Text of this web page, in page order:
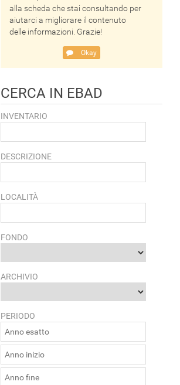
alla scheda che stai consultando per
aiutarci a migliorare il contenuto
delle informazioni. Grazie!
Okay
CERCA IN EBAD
INVENTARIO
DESCRIZIONE
LOCALITÀ
FONDO
ARCHIVIO
PERIODO